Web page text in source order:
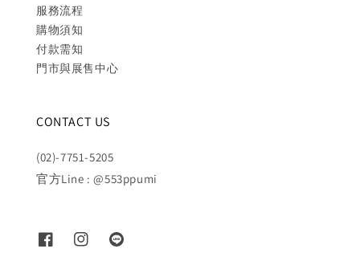
服務流程
購物須知
付款需知
門市與展售中心
CONTACT US
(02)-7751-5205
官方Line : @553ppumi